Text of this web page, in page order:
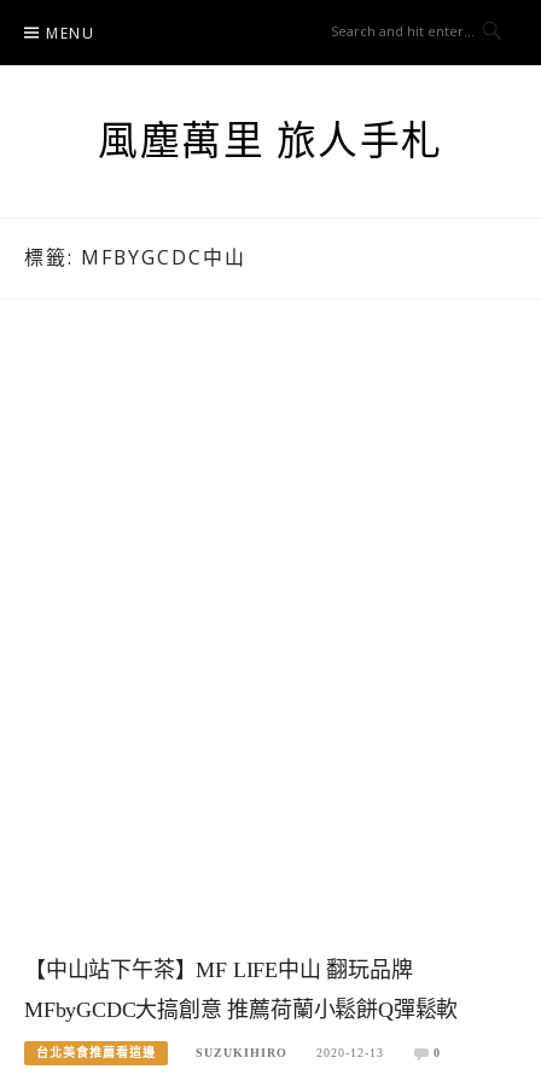
content
MENU
風塵萬里 旅人手札
標籤: MFBYGCDC中山
【中山站下午茶】MF LIFE中山 翻玩品牌
MFbyGCDC大搞創意 推薦荷蘭小鬆餅Q彈鬆軟
台北美食推薦看這邊 SUZUKIHIRO 2020-12-13 0